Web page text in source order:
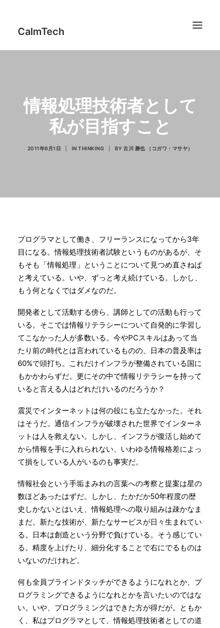
CalmTech
Profile
Report
IT Counseling
jFeedMixer
情報処理技術者として
私が目指すこと
2011年6月1日 IN THINKING BY 古川 勝也 （コガワ・マサヤ）
プログラマとして働き、フリーランスになってから3年
目になる。情報処理技術者試験というものがあるが、そ
もそも「情報処理」ということについて見つめ直さねば
と考えている。いや、ずっと考え続けている。しかし、
もう何となくではダメなのだ。
開発者として活動する傍ら、講師としての活動も行って
いる。そこでは情報リテラシーについて自発的に学習し
てこなかった人が多数いる。今やPCスキルはあって当
たり前の時代とは言われているものの、日本の普及率は
60%で頭打ち。これだけインフラが整備されている国に
もかかわらずだ。更にその中で情報リテラシーを持って
いると言える人はどれだけいるのだろうか？
震災でインターネットは何の役にも立たなかった。それ
はそうだ。通信インフラが破壊された世界でインターネ
ットは人を救えない。しかし、インフラが復活し始めて
から情報を手に入れられない、いわゆる情報格差によっ
て損をしている人がいるのも事実だ。
情報社会という手垢まみれの言葉への考察と提案は星の
数ほどあったはずだ。しかし、たかだか50年程度の歴
史しかないとはいえ、情報処理への取り組みは疎かなま
まだ。新たな技術が、新たなサービスが日々生まれてい
る。日本は創造という分野で負けている。そう感じてい
る。精度を上げたり、細分化することで右にでるものは
いないのだけれど。
何も全員ブラインドタッチができるようになれとか、プ
ログラミングできるようになれとかを言いたいのではな
い。いや、プログラミングはできた方が得だが。ともか
く、私はプログラマとして、情報処理技術者としての道